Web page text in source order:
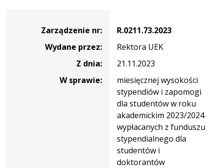
Zarządzenie nr:
R.0211.73.2023
Wydane przez:
Rektora UEK
Z dnia:
21.11.2023
W sprawie:
miesięcznej wysokości
stypendiów i zapomogi
dla studentów w roku
akademickim 2023/2024
wypłacanych z funduszu
stypendialnego dla
studentów i
doktorantów